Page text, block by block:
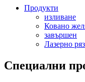
Продукти
изливане
Ковано
завършен
Лазерно
Специални